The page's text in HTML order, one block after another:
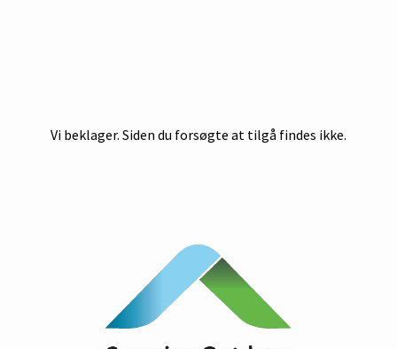
Vi beklager. Siden du forsøgte at tilgå findes ikke.